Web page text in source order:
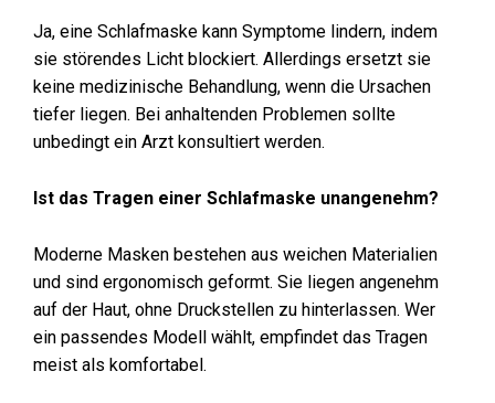
Ja, eine Schlafmaske kann Symptome lindern, indem
sie störendes Licht blockiert. Allerdings ersetzt sie
keine medizinische Behandlung, wenn die Ursachen
tiefer liegen. Bei anhaltenden Problemen sollte
unbedingt ein Arzt konsultiert werden.
Ist das Tragen einer Schlafmaske unangenehm?
Moderne Masken bestehen aus weichen Materialien
und sind ergonomisch geformt. Sie liegen angenehm
auf der Haut, ohne Druckstellen zu hinterlassen. Wer
ein passendes Modell wählt, empfindet das Tragen
meist als komfortabel.